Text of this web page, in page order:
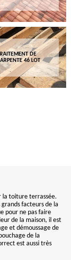
DE
46 LOT
la toiture terrassée.
grands facteurs de la
pour ne pas faire
de la maison, il est
et démoussage de
de la
est aussi très